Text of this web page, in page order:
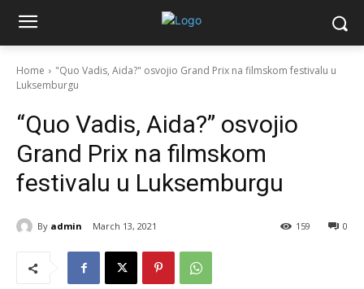
Home
"Quo Vadis, Aida?" osvojio Grand Prix na filmskom festivalu u
Luksemburgu
“Quo Vadis, Aida?” osvojio
Grand Prix na filmskom
festivalu u Luksemburgu
By admin March 13, 2021 0
159